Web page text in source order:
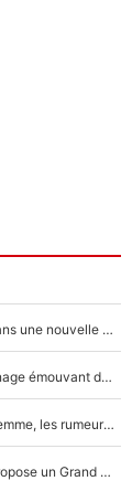
F1 - Alpine signe un accord «impensable» et va entrer dans une nouvelle dimension : Grande nouvelle pour Pierre Gasly !
F1 : « Je lui ai fait un câlin, puis j’ai dû partir...», le témoignage émouvant de Max Verstappen sur sa fille
F1 : Charles Leclerc surpris par les paparazzis avec sa femme, les rumeurs étaient vraies !
Comme pour le final du Tour de France, Esteban Ocon propose un Grand Prix de Formule 1 à Paris : «Autour de l’Arc de Triomphe, ce serait génial» !